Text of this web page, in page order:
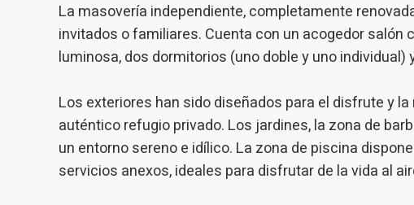
La masovería independiente, completamente
invitados o familiares. Cuenta con un acogedor salón
luminosa, dos dormitorios (uno doble y uno
Los exteriores han sido diseñados para el disfrute y
auténtico refugio privado. Los jardines, la zona de
un entorno sereno e idílico. La zona de piscina
servicios anexos, ideales para disfrutar de la vida al